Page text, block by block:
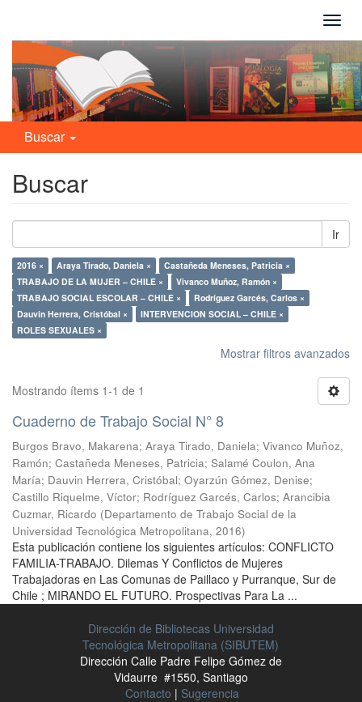
Buscar
Buscar
Ir
2016 × Araya Tirado, Daniela ×
Castañeda Meneses, Patricia ×
TRABAJO DE LA MUJER – CHILE ×
Vivanco Muñoz, Ramón ×
TRABAJO SOCIAL ESCOLAR – CHILE ×
Rodríguez Garcés, Carlos ×
Dauvin Herrera, Cristóbal ×
INTERVENCION SOCIAL – CHILE ×
ROLES SEXUALES ×
Mostrar filtros avanzados
Mostrando ítems 1-1 de 1
Cuaderno de Trabajo Social N° 8
Burgos Bravo, Makarena; Araya Tirado, Daniela; Vivanco Muñoz,
Ramón; Castañeda Meneses, Patricia; Salamé Coulon, Ana
María; Dauvin Herrera, Cristóbal; Oyarzún Gómez, Denise;
Castillo Riquelme, Víctor; Rodríguez Garcés, Carlos; Arancibia
Cuzmar, Ricardo (Departamento de Trabajo Social de la
Universidad Tecnológica Metropolitana, 2016)
Esta publicación contiene los siguientes artículos: CONFLICTO
FAMILIA-TRABAJO. Dilemas Y Conflictos de Mujeres
Trabajadoras en Las Comunas de Paillaco y Purranque, Sur de
Chile ; MIRANDO EL FUTURO. Prospectivas Para La ...
Dirección de Bibliotecas Universidad
Tecnológica Metropolitana (SIBUTEM)
Dirección Calle Padre Felipe Gómez de
Vidaurre #1550, Santiago
Contacto | Sugerencia